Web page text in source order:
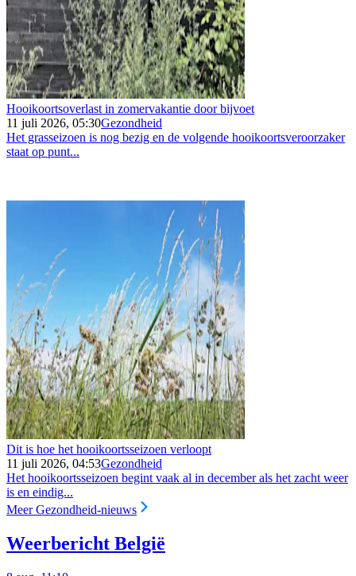
Hooikoortsoverlast in zomervakantie door bijvoet
11 juli 2026, 05:30Gezondheid
Het grasseizoen is nog bezig en de volgende hooikoortsveroorzaker
staat op punt...
Dit is hoe het hooikoortsseizoen verloopt
11 juli 2026, 04:53Gezondheid
Het hooikoortsseizoen begint vaak al in december als het zacht weer
is en eindig...
Meer Gezondheid-nieuws
Weerbericht België